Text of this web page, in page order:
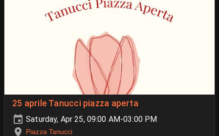
25 aprile Tanucci piazza aperta
Saturday, Apr 25, 09:00 AM-03:00 PM
Piazza Tanucci